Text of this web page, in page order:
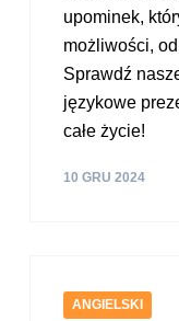
upominek,
możliwości,
Sprawdź
językowe
całe życie!
10 GRU 2024
ANGIELSKI